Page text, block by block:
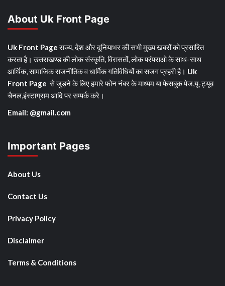
About Uk Front Page
Uk Front Pageराज्य, देश और दुनियाभर की सभी मुख्य खबरों को प्रसारित
करता है। उत्तराखण्ड की लोक संस्कृति, विरासतों, लोक परंपराओ के साथ-साथ
आर्थिक, सामाजिक राजनीतिक व धार्मिक गतिविधियों का सजग प्रहरी है। Uk
Front Page से जुड़ने के लिए हमारे फोन नंबर के माध्यम या फेसबुक पेज,यू-ट्यूब
चैनल,इंस्टाग्राम आदि पर सम्पर्क करे।
Email: @gmail.com
Important Pages
About Us
Contact Us
Privacy Policy
Disclaimer
Terms & Conditions